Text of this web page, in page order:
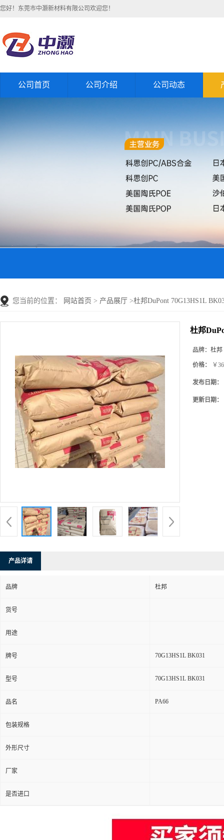
您好！东莞市中灏新材料有限公司欢迎您！
公司首页 公司介绍 公司动态
您当前的位置： 网站首页 > 产品展厅 >杜邦DuPont 70G13HS1L
杜邦
品牌： 杜邦
价格： ￥
发布日期：
更新日期：
产品详请
品牌 杜邦
货号
用途
牌号 70G13HS1L BK031
型号 70G13HS1L BK031
品名 PA66
包装规格
外形尺寸
厂家
是否进口